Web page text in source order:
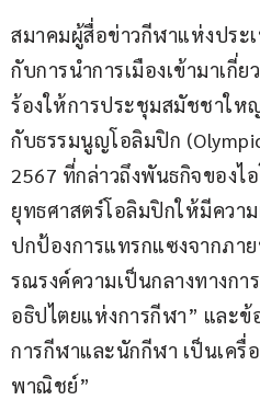
สมาคมผู้สื่อข่าวกีฬาแห่งประ
กับการนำการเมืองเข้ามาเกี่
ร้องให้การประชุมสมัชชาให
กับธรรมนูญโอลิมปิก
2567 ที่กล่าวถึงพันธกิจของไ
ยุทธศาสตร์โอลิมปิกให้มีควา
ปกป้องการแทรกแซงจากภา
รณรงค์ความเป็นกลางทางกา
อธิปไตยแห่งการกีฬา” และข้
การกีฬาและนักกีฬา เป็นเครื่
พาณิชย์”